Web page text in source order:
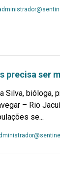
precisa ser
Silva, bióloga,
– Rio
se...